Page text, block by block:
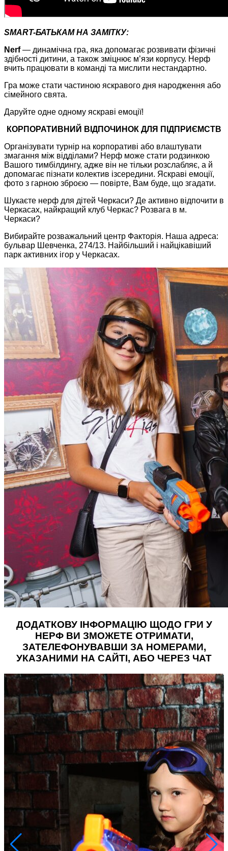
SMART-БАТЬКАМ НА ЗАМІТКУ:
Nerf— динамічна гра, яка допомагає розвивати фізичні
здібності дитини, а також зміцнює м’язи корпусу. Нерф
вчить працювати в команді та мислити нестандартно.
Гра може стати частиною яскравого дня народження або
сімейного свята.
Даруйте одне одному яскраві емоції!
КОРПОРАТИВНИЙ ВІДПОЧИНОК ДЛЯ ПІДПРИЄМСТВ
Організувати турнір на корпоративі або влаштувати
змагання між відділами? Нерф може стати родзинкою
Вашого тимбілдингу, адже він не тільки розслабляє, а й
допомагає пізнати колектив ізсередини. Яскраві емоції,
фото з гарною зброєю — повірте, Вам буде, що згадати.
Шукаєте нерф для дітей Черкаси? Де активно відпочити в
Черкасах, найкращий клуб Черкас? Розвага в м.
Черкаси?
Вибирайте розважальний центр Факторія. Наша адреса:
бульвар Шевченка, 274/13. Найбільший і найцікавіший
парк активних ігор у Черкасах.
ДОДАТКОВУ ІНФОРМАЦІЮ ЩОДО ГРИ У
НЕРФ ВИ ЗМОЖЕТЕ ОТРИМАТИ,
ЗАТЕЛЕФОНУВАВШИ ЗА НОМЕРАМИ,
УКАЗАНИМИ НА САЙТІ, АБО ЧЕРЕЗ ЧАТ